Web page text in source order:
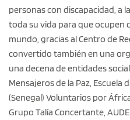
personas con discapacidad, a
toda su vida para que ocupen
mundo, gracias al Centro de
convertido también en una
una decena de entidades
Mensajeros de la Paz, Escuela
(Senegal) Voluntarios por
Grupo Talía Concertante,